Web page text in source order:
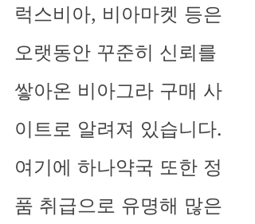
럭스비아, 비아마켓 등은
오랫동안 꾸준히 신뢰를
쌓아온 비아그라 구매 사
이트로 알려져 있습니다.
여기에 하나약국 또한 정
품 취급으로 유명해 많은